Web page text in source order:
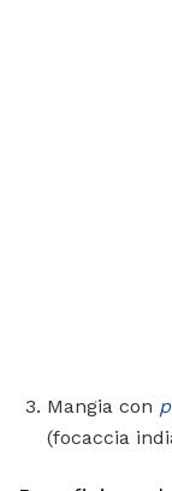
Mangia con
(focaccia